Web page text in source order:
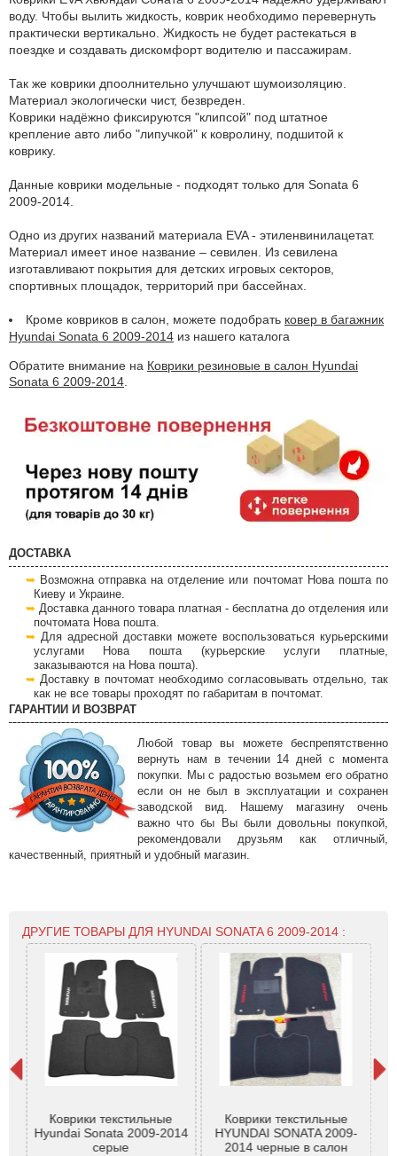
воду. Чтобы вылить жидкость, коврик необходимо перевернуть
практически вертикально. Жидкость не будет растекаться в
поездке и создавать дискомфорт водителю и пассажирам.
Так же коврики дпоолнительно улучшают шумоизоляцию.
Материал экологически чист, безвреден.
Коврики надёжно фиксируются "клипсой" под штатное
крепление авто либо "липучкой" к ковролину, подшитой к
коврику.
Данные коврики модельные - подходят только для Sonata 6
2009-2014.
Одно из других названий материала EVA - этиленвинилацетат.
Материал имеет иное название – севилен. Из севилена
изготавливают покрытия для детских игровых секторов,
спортивных площадок, территорий при бассейнах.
Кроме ковриков в салон, можете подобрать ковер в багажник
Hyundai Sonata 6 2009-2014 из нашего каталога
Обратите внимание на Коврики резиновые в салон Hyundai
Sonata 6 2009-2014
ДОСТАВКА
Возможна отправка на отделение или почтомат Нова пошта по
Киеву и Украине.
Доставка данного товара платная - бесплатна до отделения или
почтомата Нова пошта.
Для адресной доставки можете воспользоваться курьерскими
услугами Нова пошта (курьерские услуги платные,
заказываются на Нова пошта).
Доставку в почтомат необходимо согласовывать отдельно, так
как не все товары проходят по габаритам в почтомат.
ГАРАНТИИ И ВОЗВРАТ
Любой товар вы можете беспрепятственно
вернуть нам в течении 14 дней с момента
покупки. Мы с радостью возьмем его обратно
если он не был в эксплуатации и сохранен
заводской вид. Нашему магазину очень
важно что бы Вы были довольны покупкой,
рекомендовали друзьям как отличный,
качественный, приятный и удобный магазин.
ДРУГИЕ ТОВАРЫ ДЛЯ HYUNDAI SONATA 6 2009-2014 :
Коврики текстильные
Hyundai Sonata 2009-2014
серые
Коврики текстильные
HYUNDAI SONATA 2009-
2014 черные в салон